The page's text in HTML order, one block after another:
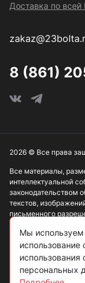
Доставка по всей
8 (861)
Все материалы,
интеллектуальной
законодательством
текстов,
письменного
Информация,
ознакомительный
публичная оферта в
2026 © Все права
Мы
использование
использования
персональных